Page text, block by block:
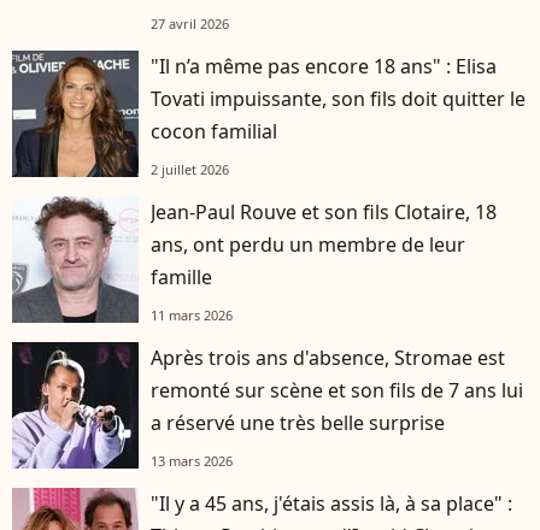
27 avril 2026
"Il n’a même pas encore 18 ans" : Elisa
Tovati impuissante, son fils doit quitter le
cocon familial
2 juillet 2026
Jean-Paul Rouve et son fils Clotaire, 18
ans, ont perdu un membre de leur
famille
11 mars 2026
Après trois ans d'absence, Stromae est
remonté sur scène et son fils de 7 ans lui
a réservé une très belle surprise
13 mars 2026
"Il y a 45 ans, j'étais assis là, à sa place" :